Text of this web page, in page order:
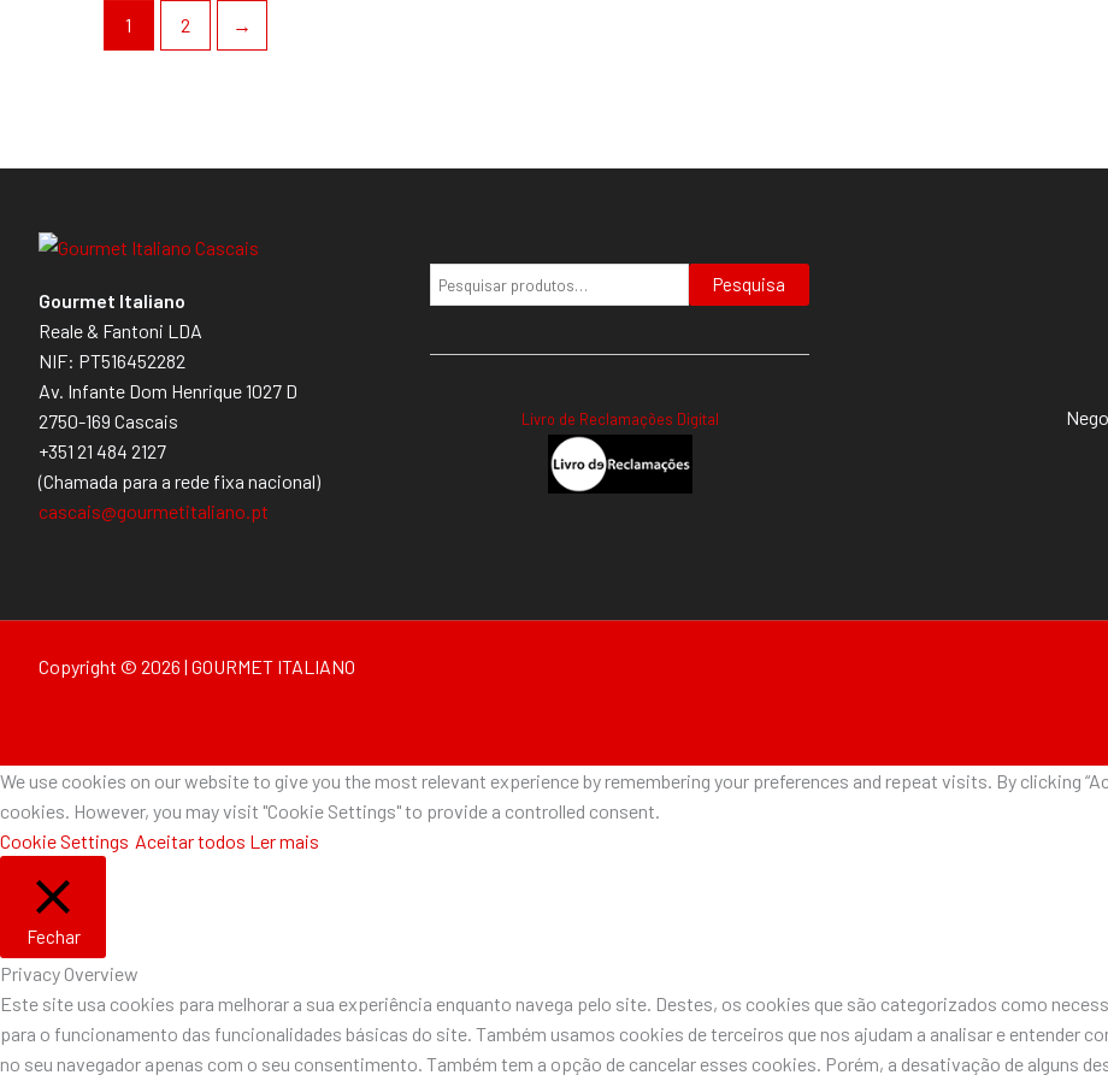
1 2 →
Gourmet Italiano
Reale & Fantoni LDA
NIF: PT516452282
Av. Infante Dom Henrique 1027 D
2750-169 Cascais
+351 21 484 2127
(Chamada para a rede fixa nacional)
cascais@gourmetitaliano.pt
Pesquisa
Livro de Reclamações Digital
Copyright © 2026 | GOURMET ITALIANO
We use cookies on our website to give you the most relevant experience by remembering your preferences and repeat visits. By clicking
cookies. However, you may visit "Cookie Settings" to provide a controlled consent.
Cookie Settings Aceitar todos Ler mais
Fechar
Privacy Overview
Este site usa cookies para melhorar a sua experiência enquanto navega pelo site. Destes, os cookies que são categorizados como
para o funcionamento das funcionalidades básicas do site. Também usamos cookies de terceiros que nos ajudam a analisar e entender
no seu navegador apenas com o seu consentimento. Também tem a opção de cancelar esses cookies. Porém, a desativação de alguns